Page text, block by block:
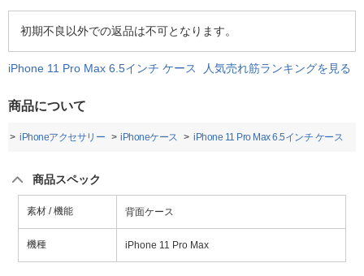
初期不良以外での返品は不可となります。
iPhone 11 Pro Max 6.5インチ ケース 人気売れ筋ランキングを見る
商品について
iPhoneアクセサリー iPhoneケース iPhone 11 Pro Max 6.5インチ ケース
商品スペック
素材 / 機能 背面ケース
機種 iPhone 11 Pro Max